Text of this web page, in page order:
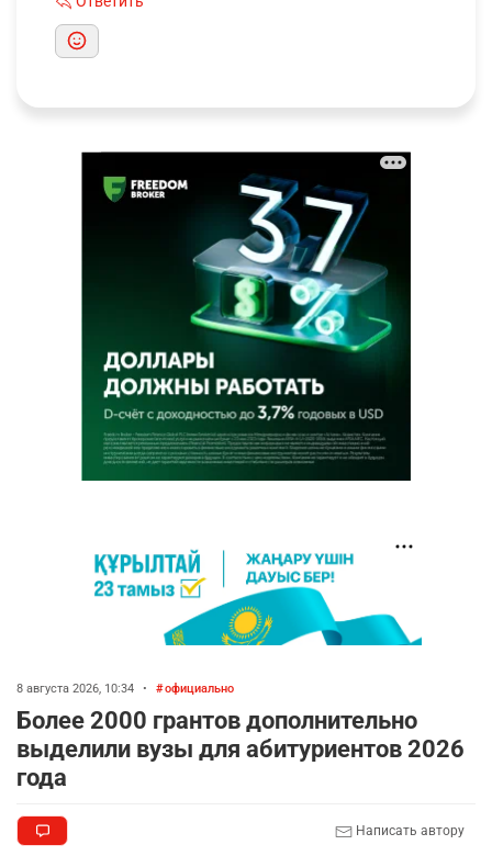
8 августа 2026, 10:34 • официально
Более 2000 грантов дополнительно
выделили вузы для абитуриентов 2026
года
Написать автору